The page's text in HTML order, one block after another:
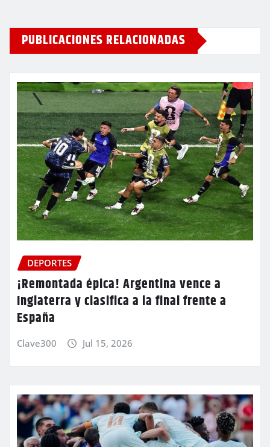
PUBLICACIONES RELACIONADAS
DEPORTES
¡Remontada épica! Argentina vence a
Inglaterra y clasifica a la final frente a
España
Clave300 Jul 15, 2026